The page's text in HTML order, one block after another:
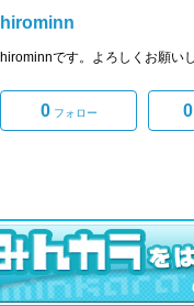
hirominn
hirominnです。よろしくお願いし
0フォロー 0